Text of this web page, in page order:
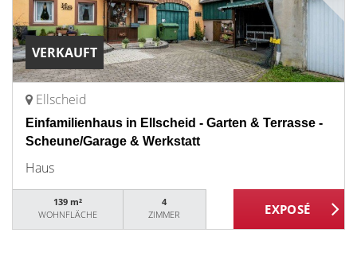
VERKAUFT
Ellscheid
Einfamilienhaus in Ellscheid - Garten & Terrasse -
Scheune/Garage & Werkstatt
Haus
139 m²
WOHNFLÄCHE
4
ZIMMER